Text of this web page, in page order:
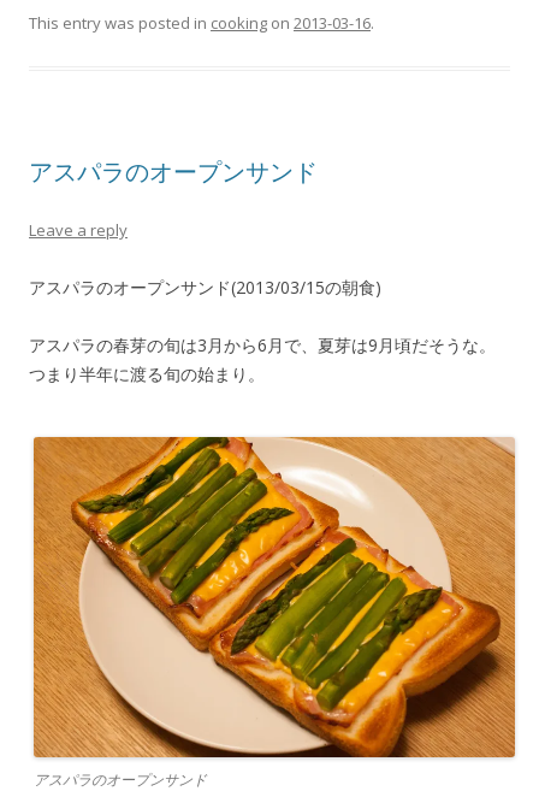
This entry was posted in cooking on 2013-03-16.
アスパラのオープンサンド
Leave a reply
アスパラのオープンサンド(2013/03/15の朝食)
アスパラの春芽の旬は3月から6月で、夏芽は9月頃だそうな。
つまり半年に渡る旬の始まり。
アスパラのオープンサンド